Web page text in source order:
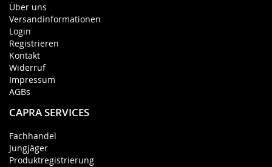
Über uns
Versandinformationen
Login
Registrieren
Kontakt
Widerruf
Impressum
AGBs
CAPRA SERVICES
Fachhandel
Jungjäger
Produktregistrierung